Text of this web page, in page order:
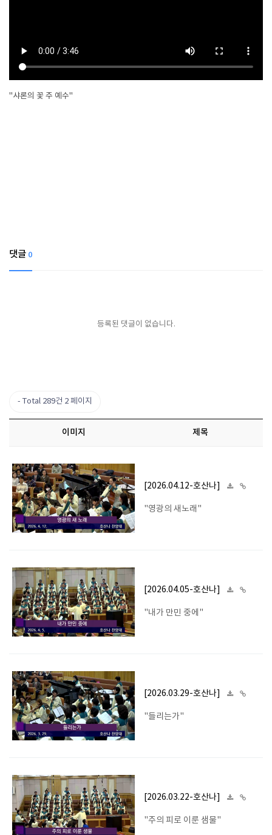
"샤론의 꽃 주 예수"
댓글 0
등록된 댓글이 없습니다.
Total 289건 2 페이지
이미지 제목
[2026.04.12-호산나]
"영광의 새노래"
[2026.04.05-호산나]
"내가 만민 중에"
[2026.03.29-호산나]
"들리는가"
[2026.03.22-호산나]
"주의 피로 이룬 샘물"